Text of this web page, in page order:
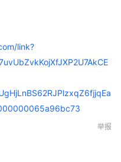
link?
举报